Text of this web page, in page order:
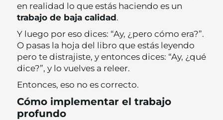
en realidad lo que estás haciendo es un
trabajo de baja calidad.
Y luego por eso dices: “Ay, ¿pero cómo era?”.
O pasas la hoja del libro que estás leyendo
pero te distrajiste, y entonces dices: “Ay, ¿qué
dice?”, y lo vuelves a releer.
Entonces, eso no es correcto.
Cómo implementar el trabajo
profundo